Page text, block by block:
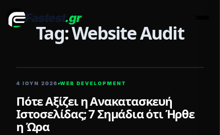
Fastest.gr
Tag: Website Audit
4 ΙΟΥΝ 2026 WEB DEVELOPMENT
Πότε Αξίζει η Ανακατασκευή
Ιστοσελίδας; 7 Σημάδια ότι Ήρθε
η Ώρα